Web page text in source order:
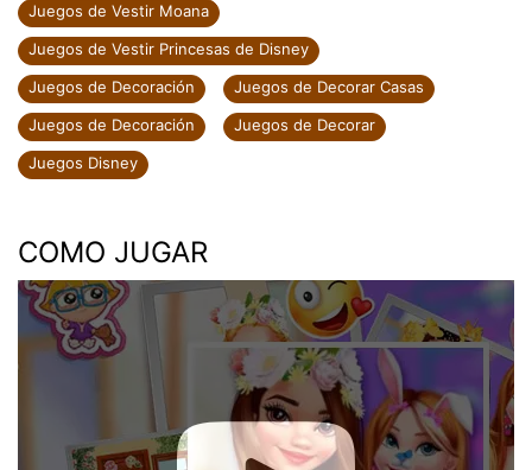
Juegos de Vestir Moana
Juegos de Vestir Princesas de Disney
Juegos de Decoración
Juegos de Decorar Casas
Juegos de Decoración
Juegos de Decorar
Juegos Disney
COMO JUGAR